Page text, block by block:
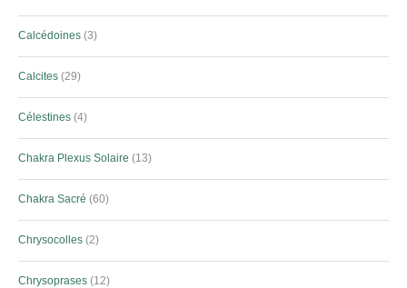
Calcédoines 3
Calcites 29
Célestines 4
Chakra Plexus Solaire 13
Chakra Sacré 60
Chrysocolles 2
Chrysoprases 12